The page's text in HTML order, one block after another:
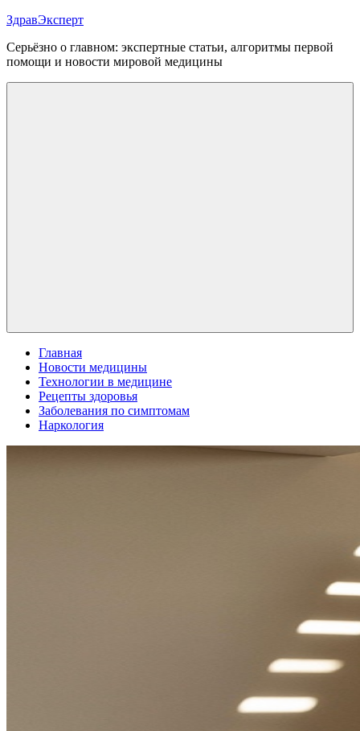
Перейти
содержимому
ЗдравЭксперт
Серьёзно о главном: экспертные статьи, алгоритмы первой
помощи и новости мировой медицины
Главная
Новости медицины
Технологии в медицине
Рецепты здоровья
Заболевания по симптомам
Наркология